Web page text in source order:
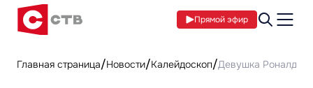
Прямой эфир
Главная страница Новости Калейдоскоп Девушка Роналду в